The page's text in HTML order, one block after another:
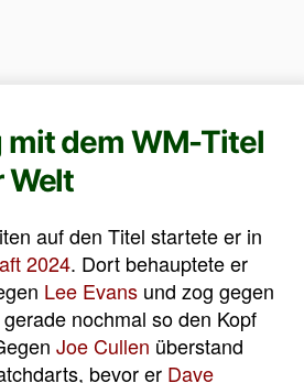
mit dem WM-Titel
Welt
auf den Titel startete er in
2024. Dort behauptete er
Lee Evans und zog gegen
gerade nochmal so den Kopf
Joe Cullen überstand
bevor er Dave